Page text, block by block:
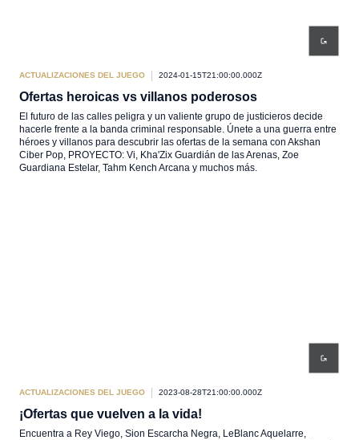
ACTUALIZACIONES DEL JUEGO 2024-01-15T21:00:00.000Z
Ofertas heroicas vs villanos poderosos
El futuro de las calles peligra y un valiente grupo de justicieros decide
hacerle frente a la banda criminal responsable. Únete a una guerra entre
héroes y villanos para descubrir las ofertas de la semana con Akshan
Ciber Pop, PROYECTO: Vi, Kha'Zix Guardián de las Arenas, Zoe
Guardiana Estelar, Tahm Kench Arcana y muchos más.
ACTUALIZACIONES DEL JUEGO 2023-08-28T21:00:00.000Z
¡Ofertas que vuelven a la vida!
Encuentra a Rey Viego, Sion Escarcha Negra, LeBlanc Aquelarre,